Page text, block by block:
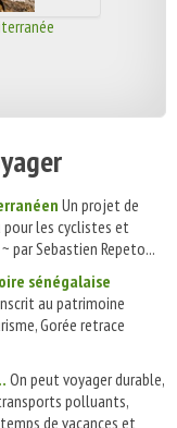
Un projet de
les cyclistes et
par Sebastien Repeto...
sénégalaise
au patrimoine
Gorée retrace
On peut voyager durable,
polluants,
de vacances et